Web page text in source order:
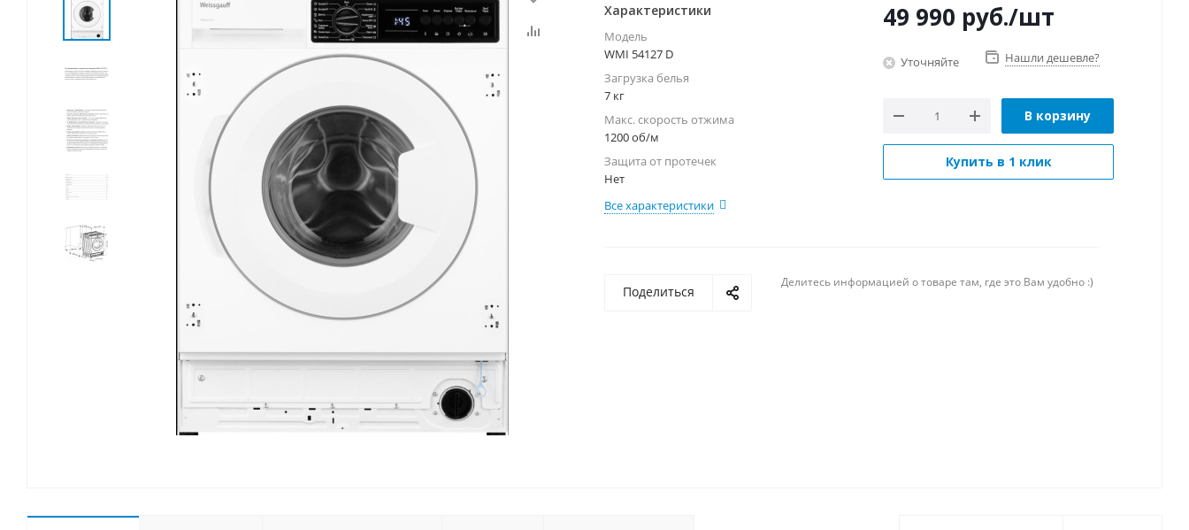
Характеристики
Модель
WMI 54127 D
Загрузка белья
7 кг
Макс. скорость отжима
1200 об/м
Защита от протечек
Нет
Все характеристики
49 990 руб./шт
Уточняйте Нашли дешевле?
В корзину
Купить в 1 клик
Поделиться
Делитесь информацией о товаре там, где это Вам удобно :)